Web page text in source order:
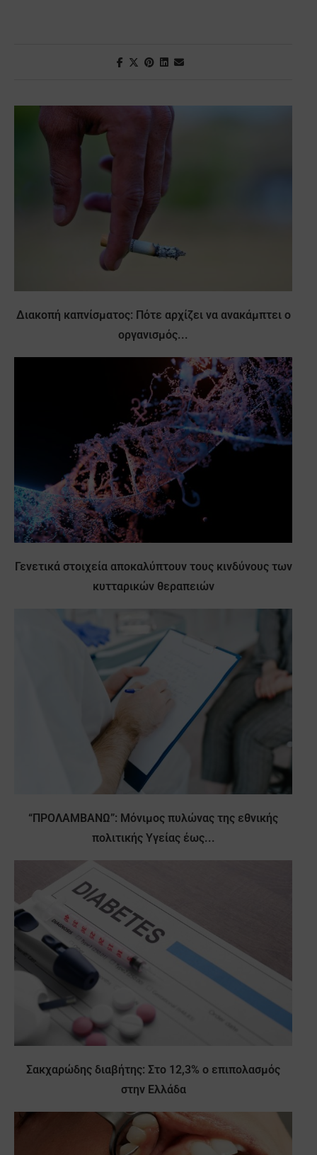
Διακοπή καπνίσματος: Πότε αρχίζει να ανακάμπτει ο
οργανισμός...
Γενετικά στοιχεία αποκαλύπτουν τους κινδύνους των
κυτταρικών θεραπειών
“ΠΡΟΛΑΜΒΑΝΩ”: Μόνιμος πυλώνας της εθνικής
πολιτικής Υγείας έως...
Σακχαρώδης διαβήτης: Στο 12,3% ο επιπολασμός
στην Ελλάδα